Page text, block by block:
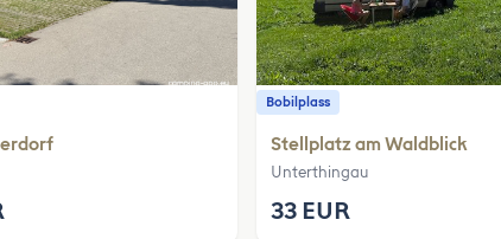
Bobilplass
Stellplatz am Waldblick
Unterthingau
33 EUR